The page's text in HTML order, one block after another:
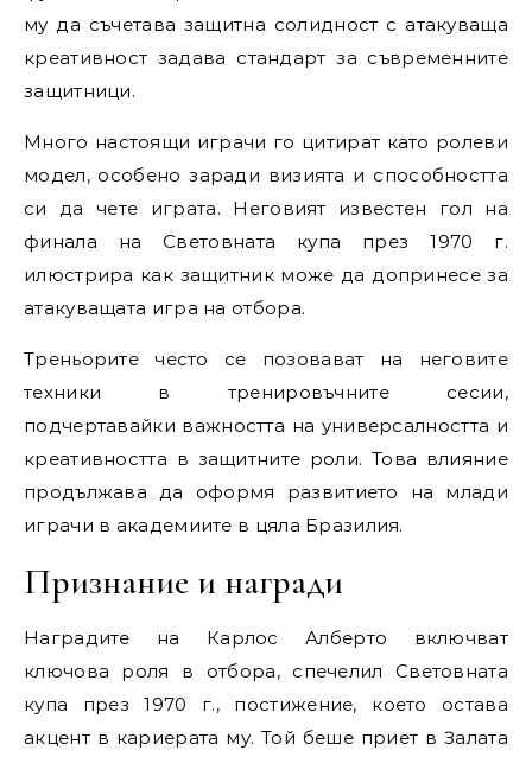
му да съчетава защитна солидност с атакуваща
креативност задава стандарт за съвременните
защитници.
Много настоящи играчи го цитират като ролеви
модел, особено заради визията и способността
си да чете играта. Неговият известен гол на
финала на Световната купа през 1970 г.
илюстрира как защитник може да допринесе за
атакуващата игра на отбора.
Треньорите често се позовават на неговите
техники в тренировъчните сесии,
подчертавайки важността на универсалността и
креативността в защитните роли. Това влияние
продължава да оформя развитието на млади
играчи в академиите в цяла Бразилия.
Признание и награди
Наградите на Карлос Алберто включват
ключова роля в отбора, спечелил Световната
купа през 1970 г., постижение, което остава
акцент в кариерата му. Той беше приет в Залата